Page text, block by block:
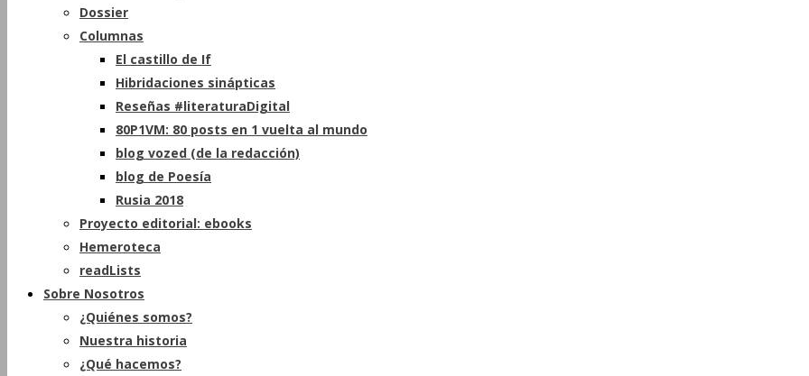
Dossier
Columnas
El castillo de If
Hibridaciones sinápticas
Reseñas #literaturaDigital
80P1VM: 80 posts en 1 vuelta al mundo
blog vozed (de la redacción)
blog de Poesía
Rusia 2018
Proyecto editorial: ebooks
Hemeroteca
readLists
Sobre Nosotros
¿Quiénes somos?
Nuestra historia
¿Qué hacemos?